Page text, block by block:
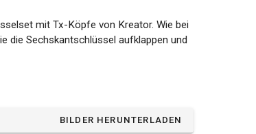
mit Tx-Köpfe von Kreator. Wie bei
die Sechskantschlüssel aufklappen und
BILDER HERUNTERLADEN